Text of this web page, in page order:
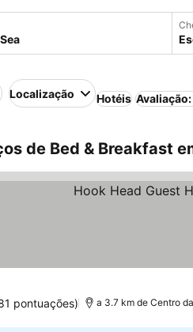
Localização Hotéis
de Bed & Breakfast
pontuações) a 3.7 km de Centro